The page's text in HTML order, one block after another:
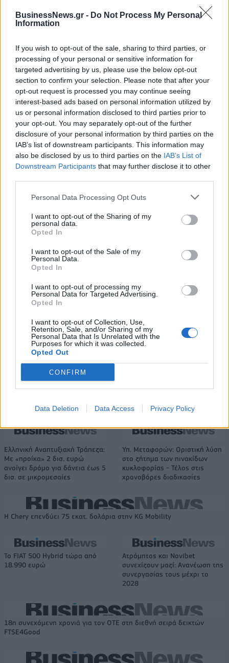
BusinessNews.gr - Do Not Process My Personal
Information
If you wish to opt-out of the sale, sharing to third parties, or
processing of your personal or sensitive information for
targeted advertising by us, please use the below opt-out
section to confirm your selection. Please note that after your
opt-out request is processed you may continue seeing
interest-based ads based on personal information utilized by
us or personal information disclosed to third parties prior to
your opt-out. You may separately opt-out of the further
disclosure of your personal information by third parties on the
IAB’s list of downstream participants. This information may
also be disclosed by us to third parties on the IAB’s List of
Downstream Participants that may further disclose it to other
Personal Data Processing Opt Outs
I want to opt-out of the Sharing of my
personal data.
Opted In
I want to opt-out of the Sale of my
Personal Data.
Opted In
I want to opt-out of processing my
Personal Data for Targeted Advertising.
Opted In
I want to opt-out of Collection, Use,
Retention, Sale, and/or Sharing of my
Personal Data that Is Unrelated with the
Purposes for which it was collected.
Opted Out
CONFIRM
Data Deletion Data Access Privacy Policy
κερδοφορίας των τραπεζών το
Όμιλος ΔΕΗ: Νέα συμφωνία για χαρτοφυλάκιο έργων ΑΠΕ άνω των 2
GW σε Πολωνία και Ουγγαρία
Fourlis: Συμφωνία για την
πώληση συμμετοχής στο Sofia
South Ring Mall έναντι 49,35
εκατ. ευρώ
ΣΚΑΪ: Ολοκληρώθηκε η θητεία
του Γρηγόρη Δημητριάδη - Ο
Γιάννης Αλαφούζος επιστρέφει
στη θέση του CEO
Media: Με ενίσχυση 8 εκατ. ευρώ σε 451 επιχειρήσεις ξεκίνησε το
πρόγραμμα στήριξης- Κάλυψη εισφορών ΕΔΟΕΑΠ
μπαταριών για τα υβριδικά της
ευρωπαϊκή
αυτοκινητοβιομηχανία
Νέο Audi A2 e-tron με στόχο την κορυφή της αποδοτικότητας
Στον Ερυθρό Αστέρα ο
Γουάιλερ-Μπαμπ (pic)
Μακάμπι Τελ Αβίβ: Ανακοίνωσε
Χρηματιστήριο Αθηνών: Εβδομαδιαία άνοδος 1,76%, κέρδη 23,31%
Ελληνική Αναπτυξιακή Τράπεζα:
Με «προίκα» 2 δισ. ευρώ
ανοίγει δρόμο για δάνεια έως 5
δισ. σε μικρομεσαίες
Υπ. Μεταφορών: Οριστική λύση
στο ζήτημα των πινακίδων
κυκλοφορίας - Τέλος στις
χρονοβόρες διαδικασίες
Η Chery επενδύει 75 εκατ. δολάρια στην KG Mobility
Το FIAT 500 Hybrid τώρα από
18.990 ευρώ
Ατρόμητος και Novibet
συνεχίζουν μαζί: Ανανέωση της
συνεργασίας τους μέχρι το
2028
18η συνεχόμενη χρονιά για τον ΟΤΕ στη διεθνή σειρά δεικτών
FTSE4Good